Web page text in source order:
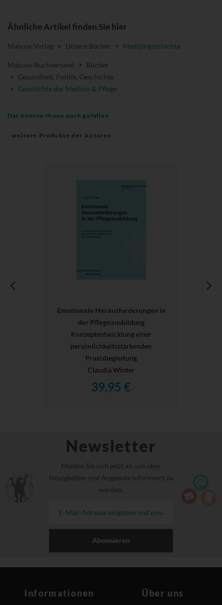
Ähnliche Artikel finden Sie hier
Mabuse-Verlag > Unsere Bücher > Medizingeschichte
Mabuse-Buchversand > Bücher
> Gesundheit, Politik, Geschichte
> Geschichte der Medizin & Pflege
Das könnte Ihnen auch gefallen
weitere Produkte der Autoren
Emotionale Herausforderungen in
der Pflegeausbildung
Konzeptentwicklung einer
persönlichkeitsstärkenden
Praxisbegleitung
Claudia Winter
39,95 €
Newsletter
Melden Sie sich jetzt an, um über
Neuigkeiten und Angebote informiert zu
werden.
Abonnieren
Informationen Über uns